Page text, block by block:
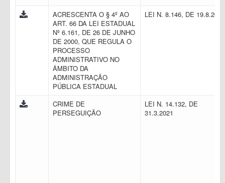
ACRESCENTA O § 4º AO
ART. 66 DA LEI ESTADUAL
Nº 6.161, DE 26 DE JUNHO
DE 2000, QUE REGULA O
PROCESSO
ADMINISTRATIVO NO
ÂMBITO DA
ADMINISTRAÇÃO
PÚBLICA ESTADUAL
LEI N. 8.146, DE
CRIME DE
PERSEGUIÇÃO
LEI N. 14.132, DE
31.3.2021